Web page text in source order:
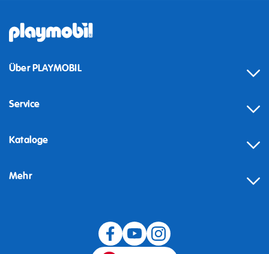
Über PLAYMOBIL
Service
Kataloge
Mehr